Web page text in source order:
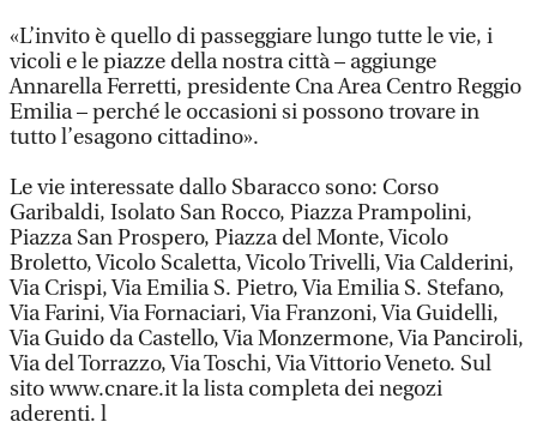
«L’invito è quello di passeggiare lungo tutte le vie, i
vicoli e le piazze della nostra città – aggiunge
Annarella Ferretti, presidente Cna Area Centro Reggio
Emilia – perché le occasioni si possono trovare in
tutto l’esagono cittadino».
Le vie interessate dallo Sbaracco sono: Corso
Garibaldi, Isolato San Rocco, Piazza Prampolini,
Piazza San Prospero, Piazza del Monte, Vicolo
Broletto, Vicolo Scaletta, Vicolo Trivelli, Via Calderini,
Via Crispi, Via Emilia S. Pietro, Via Emilia S. Stefano,
Via Farini, Via Fornaciari, Via Franzoni, Via Guidelli,
Via Guido da Castello, Via Monzermone, Via Panciroli,
Via del Torrazzo, Via Toschi, Via Vittorio Veneto. Sul
sito www.cnare.it la lista completa dei negozi
aderenti. l